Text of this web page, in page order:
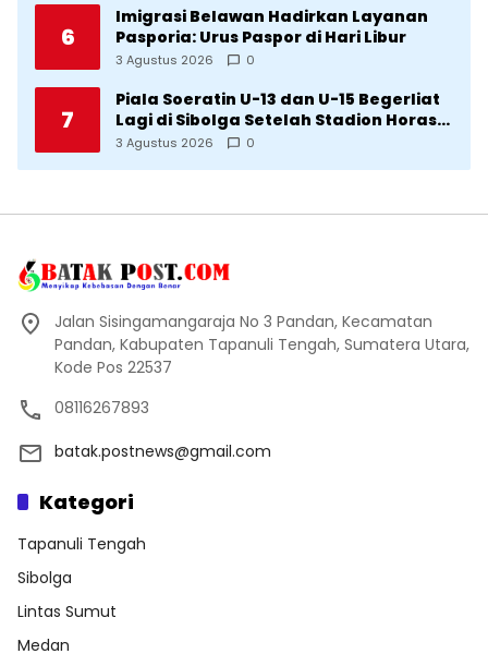
6
Imigrasi Belawan Hadirkan Layanan
Pasporia: Urus Paspor di Hari Libur
3 Agustus 2026 0
7
Piala Soeratin U-13 dan U-15 Begerliat
Lagi di Sibolga Setelah Stadion Horas
Direvitalisasi Wali Kota
3 Agustus 2026 0
Jalan Sisingamangaraja No 3 Pandan, Kecamatan
Pandan, Kabupaten Tapanuli Tengah, Sumatera Utara,
Kode Pos 22537
08116267893
batak.postnews@gmail.com
Kategori
Tapanuli Tengah
Sibolga
Lintas Sumut
Medan